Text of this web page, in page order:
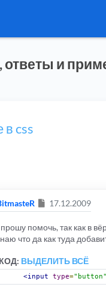
и
в css
Сообщение
17.12.2009
помочь, так как в
что да как туда
КОД: ВЫДЕЛИТЬ ВСЁ
<input type="button"